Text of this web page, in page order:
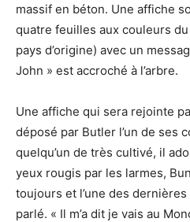
massif en béton. Une affiche
quatre feuilles aux couleurs
pays d’origine) avec un
John » est accroché à l’arbre.
Une affiche qui sera rejointe
déposé par Butler l’un de ses
quelqu’un de très cultivé, il
yeux rougis par les larmes,
toujours et l’une des
parlé. « Il m’a dit je vais au